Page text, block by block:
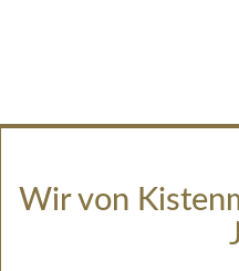
Wir von